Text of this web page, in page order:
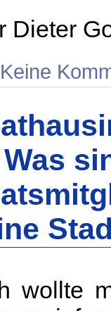
Dieter
Keine
wollte